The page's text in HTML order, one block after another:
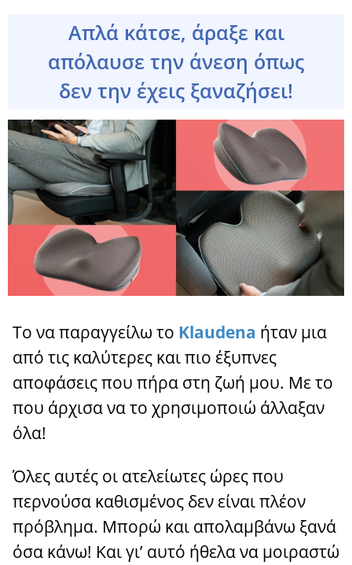
Απλά κάτσε, άραξε και
απόλαυσε την άνεση όπως
δεν την έχεις ξαναζήσει!
Το να παραγγείλω το Klaudena ήταν μια
από τις καλύτερες και πιο έξυπνες
αποφάσεις που πήρα στη ζωή μου. Με το
που άρχισα να το χρησιμοποιώ άλλαξαν
όλα!
Όλες αυτές οι ατελείωτες ώρες που
περνούσα καθισμένος δεν είναι πλέον
πρόβλημα. Μπορώ και απολαμβάνω ξανά
όσα κάνω! Και γι’ αυτό ήθελα να μοιραστώ